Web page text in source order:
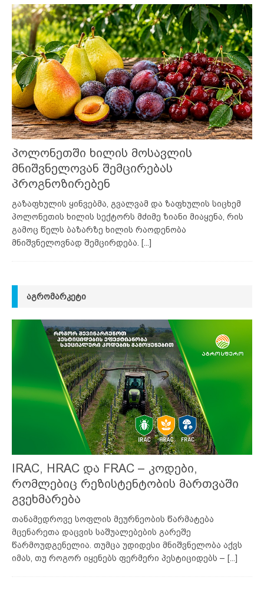
პოლონეთში ხილის მოსავლის
მნიშვნელოვან შემცირებას
პროგნოზირებენ
გაზაფხულის ყინვებმა, გვალვამ და ზაფხულის სიცხემ
პოლონეთის ხილის სექტორს მძიმე ზიანი მიაყენა, რის
გამოც წელს ბაზარზე ხილის რაოდენობა
მნიშვნელოვნად შემცირდება.
[...]
ᲐᲒᲠᲝᲛᲐᲠᲙᲔᲢᲘ
IRAC, HRAC და FRAC – კოდები,
რომლებიც რეზისტენტობის მართვაში
გვეხმარება
თანამედროვე სოფლის მეურნეობის წარმატება
მცენარეთა დაცვის საშუალებების გარეშე
წარმოუდგენელია. თუმცა უდიდესი მნიშვნელობა აქვს
იმას, თუ როგორ იყენებს ფერმერი პესტიციდებს – [...]